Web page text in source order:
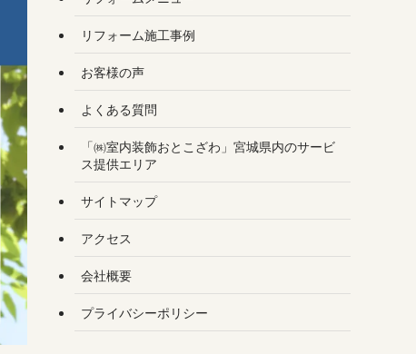
リフォーム施工事例
お客様の声
よくある質問
「㈱室内装飾おとこざわ」宮城県内のサービ
ス提供エリア
サイトマップ
アクセス
会社概要
プライバシーポリシー